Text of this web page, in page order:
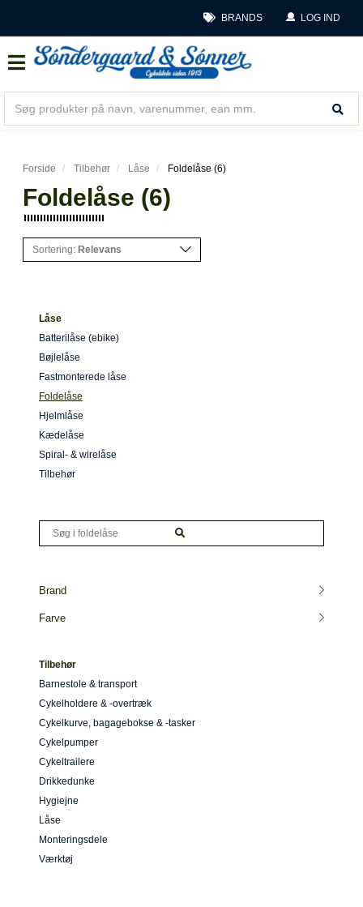
BRANDS LOG IND
Forside Tilbehør Låse Foldelåse (6)
Foldelåse (6)
Sortering: Relevans
Låse
Batterilåse (ebike)
Bøjlelåse
Fastmonterede låse
Foldelåse
Hjelmlåse
Kædelåse
Spiral- & wirelåse
Tilbehør
Brand
Farve
Tilbehør
Barnestole & transport
Cykelholdere & -overtræk
Cykelkurve, bagagebokse & -tasker
Cykelpumper
Cykeltrailere
Drikkedunke
Hygiejne
Låse
Monteringsdele
Værktøj